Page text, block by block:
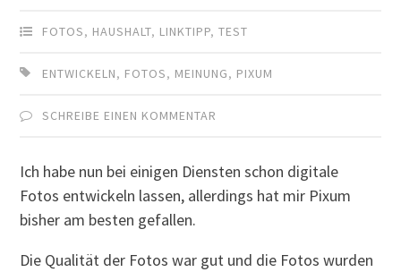
FOTOS, HAUSHALT, LINKTIPP,TEST
ENTWICKELN, FOTOS, MEINUNG, PIXUM
SCHREIBE EINEN KOMMENTAR
Ich habe nun bei einigen Diensten schon digitale
Fotos entwickeln lassen, allerdings hat mir Pixum
bisher am besten gefallen.
Die Qualität der Fotos war gut und die Fotos wurden